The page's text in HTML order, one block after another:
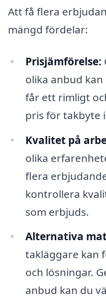
Att få flera
mängd fördelar:
Prisjämförelse:
olika anbud
får ett rimligt
pris för takbyte
Kvalitet på
olika
flera
kontrollera
som erbjuds.
Alternativa
takläggare kan
och lösningar.
anbud kan du